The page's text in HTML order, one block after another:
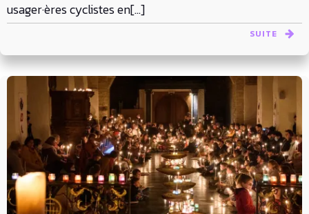
usager·ères cyclistes en[…]
SUITE